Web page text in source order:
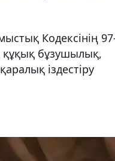
Кодексінің
құқық бұзушылық,
іздестіру